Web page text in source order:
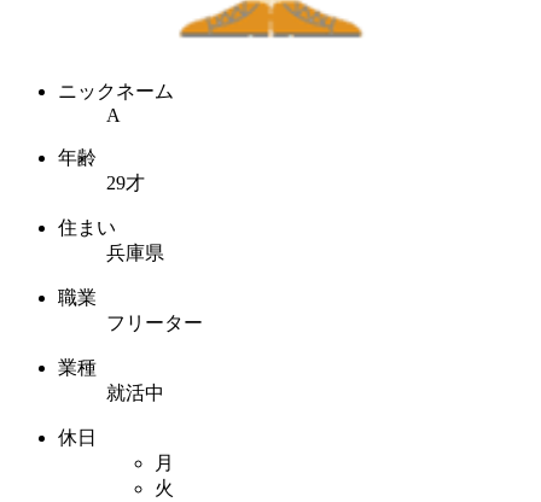
ニックネーム
A
年齢
29才
住まい
兵庫県
職業
フリーター
業種
就活中
休日
月
火